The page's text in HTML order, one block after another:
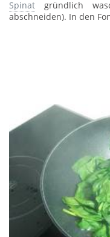
Spinat gründlich
abschneiden). In den